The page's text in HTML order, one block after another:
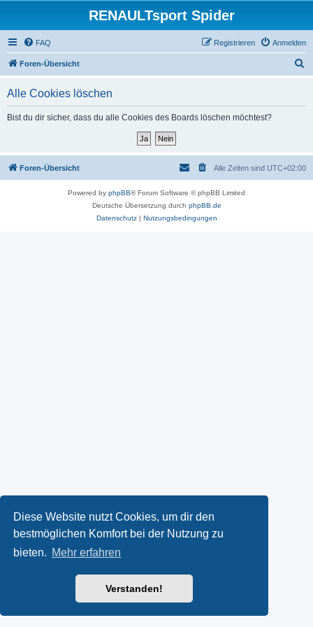
Diese Website nutzt Cookies, um dir den
bestmöglichen Komfort bei der Nutzung zu
bieten. Mehr erfahren
Verstanden!
RENAULTsport Spider
FAQ Anmelden
Registrieren
Foren-Übersicht
Alle Cookies löschen
Bist du dir sicher, dass du alle Cookies des Boards löschen möchtest?
Foren-Übersicht Alle Zeiten sind UTC+02:00
Powered by phpBB® Forum Software © phpBB Limited
Deutsche Übersetzung durch phpBB.de
Datenschutz| Nutzungsbedingungen